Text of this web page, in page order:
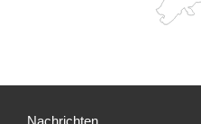
Nachrichten